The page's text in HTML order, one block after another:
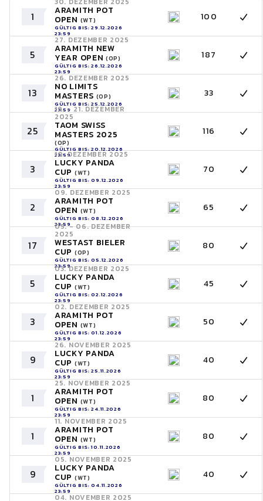
1 ARAMITH POT
OPEN (WT)
GÜLTIG BIS: 29.12.2026
23:59
100
5
27. DEZEMBER 2025
ARAMITH NEW
YEAR OPEN (OP)
GÜLTIG BIS: 26.12.2026
23:59
187
13
26. DEZEMBER 2025
NO LIMITS
MASTERS (OP)
GÜLTIG BIS: 25.12.2026
23:59
33
25
19. - 21. DEZEMBER
2025
TAOM SWISS
MASTERS 2025
(OP)
GÜLTIG BIS: 20.12.2026
23:59
116
3
10. DEZEMBER 2025
LUCKY PANDA
CUP (WT)
GÜLTIG BIS: 09.12.2026
23:59
70
2
09. DEZEMBER 2025
ARAMITH POT
OPEN (WT)
GÜLTIG BIS: 08.12.2026
23:59
65
17
05. - 06. DEZEMBER
2025
WESTAST BIELER
CUP (OP)
GÜLTIG BIS: 05.12.2026
23:59
80
5
03. DEZEMBER 2025
LUCKY PANDA
CUP (WT)
GÜLTIG BIS: 02.12.2026
23:59
45
3
02. DEZEMBER 2025
ARAMITH POT
OPEN (WT)
GÜLTIG BIS: 01.12.2026
23:59
50
9
26. NOVEMBER 2025
LUCKY PANDA
CUP (WT)
GÜLTIG BIS: 25.11.2026
23:59
40
1
25. NOVEMBER 2025
ARAMITH POT
OPEN (WT)
GÜLTIG BIS: 24.11.2026
23:59
80
1
11. NOVEMBER 2025
ARAMITH POT
OPEN (WT)
GÜLTIG BIS: 10.11.2026
23:59
80
9
05. NOVEMBER 2025
LUCKY PANDA
CUP (WT)
GÜLTIG BIS: 04.11.2026
23:59
40
04. NOVEMBER 2025